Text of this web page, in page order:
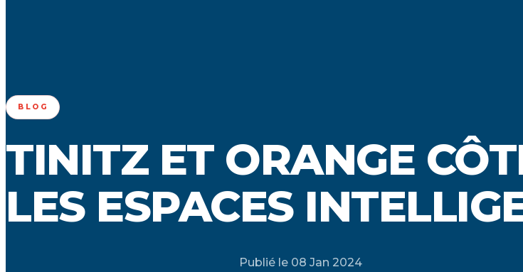
BLOG
TINITZ ET ORANGE
LES ESPACES
Publié le 08 Jan 2024